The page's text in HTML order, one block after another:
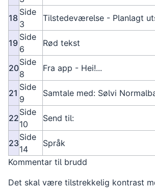
18
Side
3
Tilstedeværelse - Planlagt
19
Side
6
Rød tekst
20
Side
8
Fra app - Hei!...
21
Side
9
Samtale med: Sølvi
22
Side
10
Send til:
23
Side
14
Språk
Kommentar til brudd
Det skal være tilstrekkelig kontrast